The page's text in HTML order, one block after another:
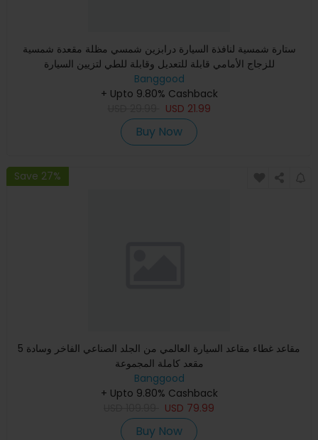
ستارة شمسية لنافذة السيارة درابزين شمسي مظلة مقعدة شمسية
للزجاج الأمامي قابلة للتعديل وقابلة للطي لتزيين السيارة
Banggood
+ Upto 9.80% Cashback
USD 21.99
Buy Now
Save 27%
5 مقاعد غطاء مقاعد السيارة العالمي من الجلد الصناعي الفاخر وسادة
مقعد كاملة المجموعة
Banggood
+ Upto 9.80% Cashback
USD 79.99
Buy Now